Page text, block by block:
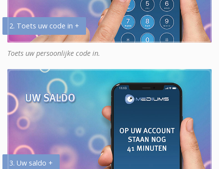
2. Toets uw code in +
Toets uw persoonlijke code in.
3. Uw saldo +